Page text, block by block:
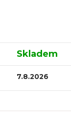
Skladem
7.8.2026